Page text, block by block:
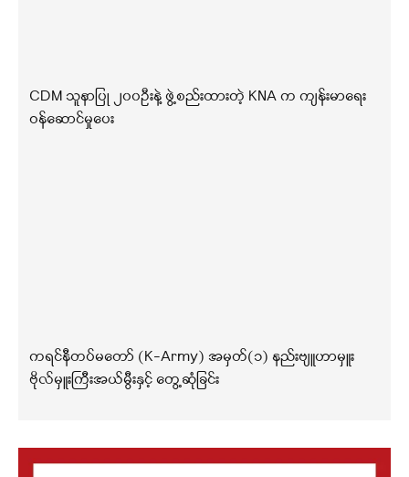
CDM သူနာပြု ၂၀၀ဦးနဲ့ ဖွဲ့စည်းထားတဲ့ KNA က ကျန်းမာရေး
ဝန်ဆောင်မှုပေး
ကရင်နီတပ်မတော် (K-Army) အမှတ်(၁) နည်းဗျူဟာမှူး
ဗိုလ်မှူးကြီးအယ်မွီးနှင့် တွေ့ဆုံခြင်း